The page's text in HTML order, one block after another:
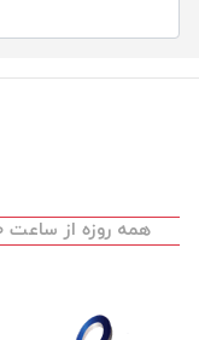
همه روزه از ساعت ۱۰ تا ۲۲ پاسخگوی شما عزیزان هستیم.